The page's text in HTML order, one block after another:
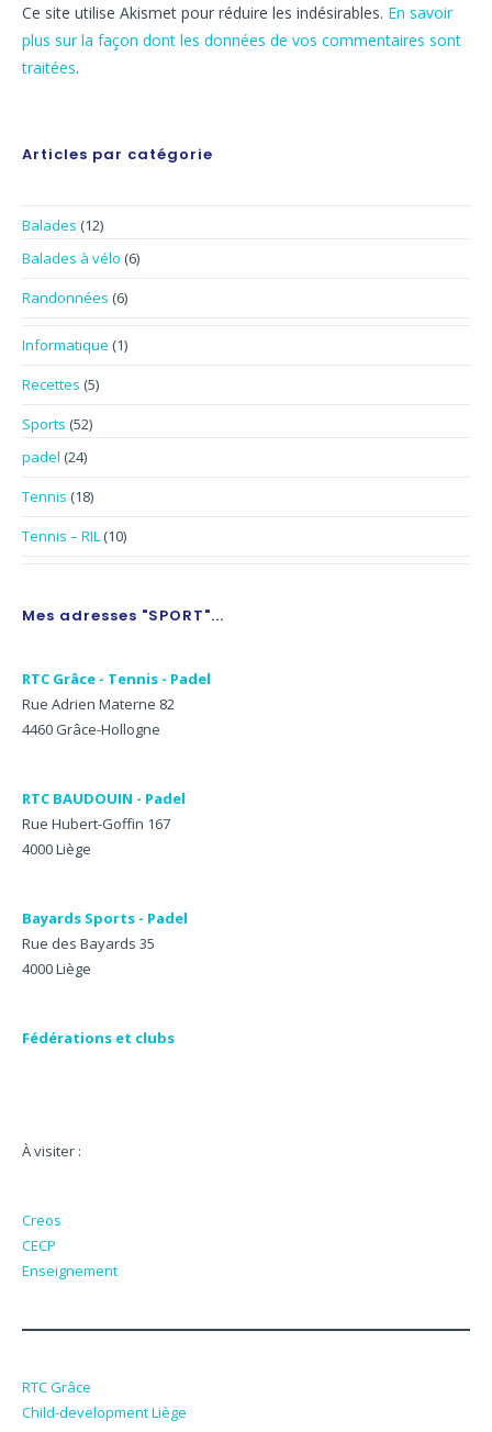
Ce site utilise Akismet pour réduire les indésirables. En savoir
plus sur la façon dont les données de vos commentaires sont
traitées.
Articles par catégorie
Balades (12)
Balades à vélo (6)
Randonnées (6)
Informatique (1)
Recettes (5)
Sports (52)
padel (24)
Tennis (18)
Tennis – RIL (10)
Mes adresses "SPORT"...
RTC Grâce - Tennis - Padel
Rue Adrien Materne 82
4460 Grâce-Hollogne
RTC BAUDOUIN - Padel
Rue Hubert-Goffin 167
4000 Liège
Bayards Sports - Padel
Rue des Bayards 35
4000 Liège
Fédérations et clubs
À visiter :
Creos
CECP
Enseignement
RTC Grâce
Child-development Liège